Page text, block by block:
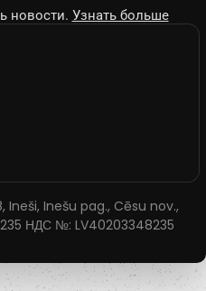
новости. Узнать больше
Ineši, Inešu pag., Cēsu nov.,
НДС №: LV40203348235